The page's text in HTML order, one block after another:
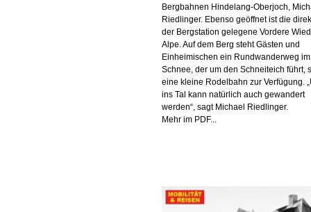
Bergbahnen Hindelang-Oberjoch,
Riedlinger. Ebenso geöffnet ist die
der Bergstation gelegene Vordere
Alpe. Auf dem Berg steht Gästen und
Einheimischen ein Rundwanderweg im
Schnee, der um den Schneiteich führt,
eine kleine Rodelbahn zur Verfügung.
ins Tal kann natürlich auch gewandert
werden“, sagt Michael Riedlinger.
Mehr im PDF...